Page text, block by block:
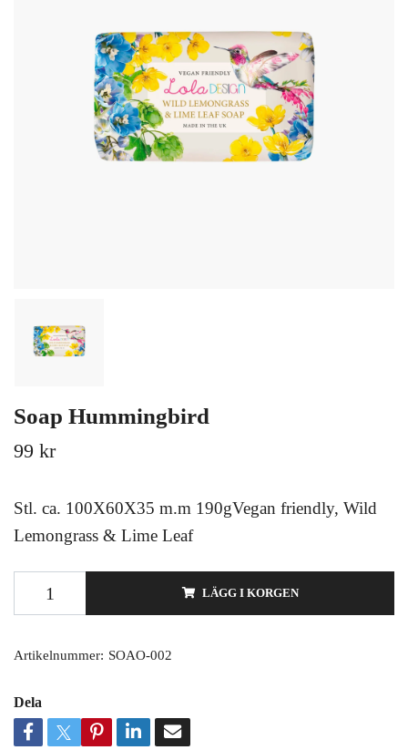
Soap Hummingbird
99 kr
Stl. ca. 100X60X35 m.m 190gVegan friendly, Wild
Lemongrass & Lime Leaf
LÄGG I KORGEN
Artikelnummer: SOAO-002
Dela